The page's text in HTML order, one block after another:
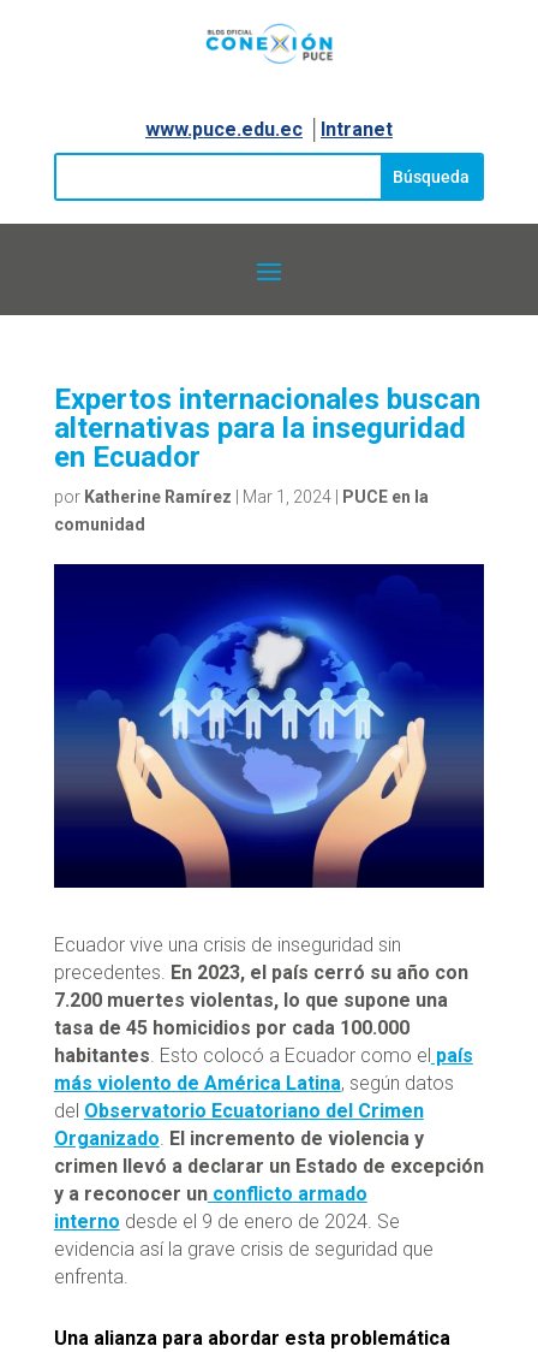
www.puce.edu.ec│ Intranet
Expertos internacionales buscan
alternativas para la inseguridad
en Ecuador
por Katherine Ramírez Mar 1, 2024|
PUCE en la
comunidad
Ecuador vive una crisis de inseguridad sin
precedentes. En 2023, el país cerró su año con
7.200 muertes violentas, lo que supone una
tasa de 45 homicidios por cada 100.000
habitantes. Esto colocó a Ecuador como el país
más violento de América Latina, según datos
del Observatorio Ecuatoriano del Crimen
Organizado. El incremento de violencia y
crimen llevó a declarar un Estado de excepción
y a reconocer unconflicto armado
interno desde el 9 de enero de 2024. Se
evidencia así la grave crisis de seguridad que
enfrenta.
Una alianza para abordar esta problemática